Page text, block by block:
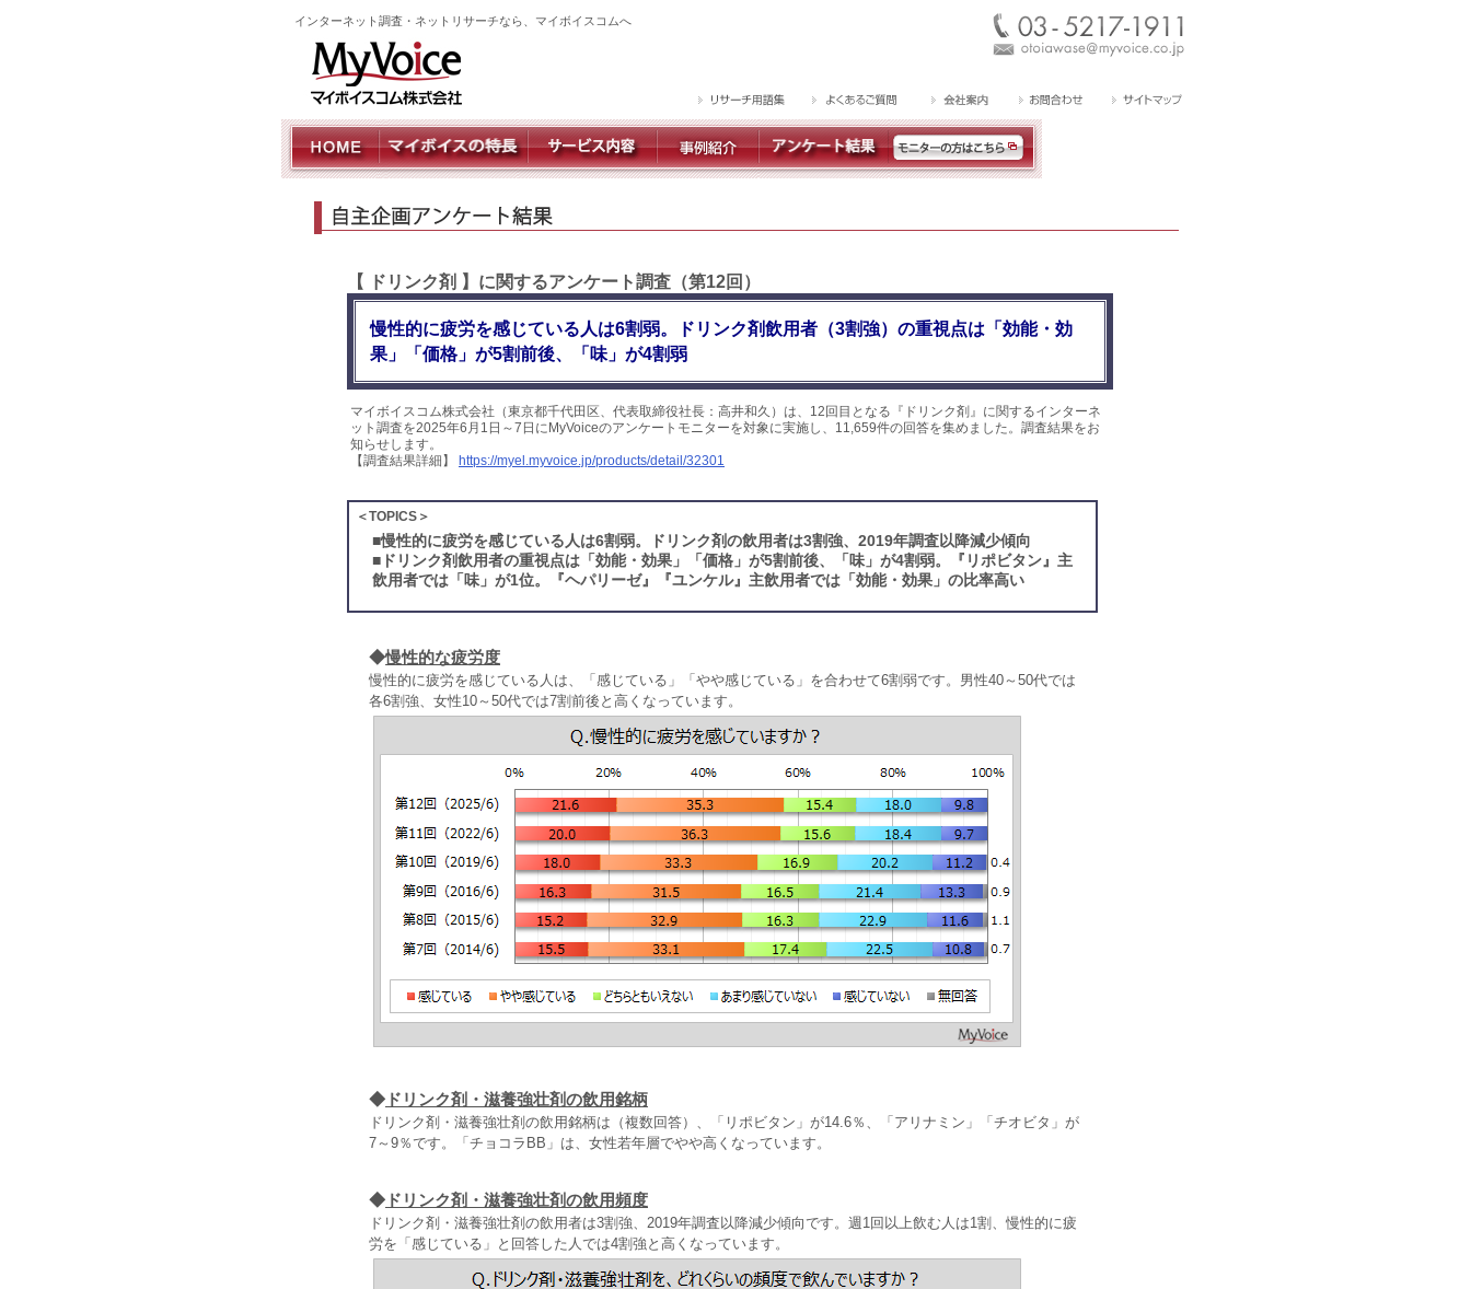
インターネット調査・ネットリサーチなら、マイボイスコムへ
【 ドリンク剤 】に関するアンケート調査（第12回）
慢性的に疲労を感じている人は6割弱。ドリンク剤飲用者（3割強）の重視点は「効能・効
果」「価格」が5割前後、「味」が4割弱
マイボイスコム株式会社（東京都千代田区、代表取締役社長：高井和久）は、12回目となる『ドリンク剤』に関するインターネ
ット調査を2025年6月1日～7日にMyVoiceのアンケートモニターを対象に実施し、11,659件の回答を集めました。調査結果をお
知らせします。
【調査結果詳細】
https://myel.myvoice.jp/products/detail/32301
＜TOPICS＞
■慢性的に疲労を感じている人は6割弱。ドリンク剤の飲用者は3割強、2019年調査以降減少傾向
■ ドリンク剤飲用者の重視点は「効能・効果」「価格」が5割前後、「味」が4割弱。『リポビタン』主
飲用者では「味」が1位。『ヘパリーゼ』『ユンケル』主飲用者では「効能・効果」の比率高い
◆慢性的な疲労度
慢性的に疲労を感じている人は、「感じている」「やや感じている」を合わせて6割弱です。男性40～50代では
各6割強、女性10～50代では7割前後と高くなっています。
◆ ドリンク剤・滋養強壮剤の飲用銘柄
ドリンク剤・滋養強壮剤の飲用銘柄は（複数回答）、「リポビタン」が14.6％、「アリナミン」「チオビタ」が
7～9％です。「チョコラBB」は、女性若年層でやや高くなっています。
◆ ドリンク剤・滋養強壮剤の飲用頻度
ドリンク剤・滋養強壮剤の飲用者は3割強、2019年調査以降減少傾向です。週1回以上飲む人は1割、慢性的に疲
労を「感じている」と回答した人では4割強と高くなっています。